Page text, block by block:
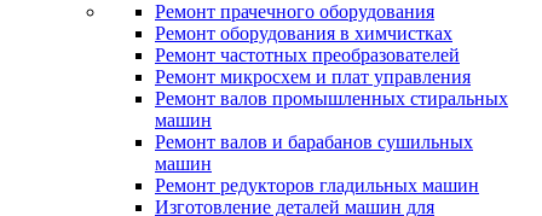
Ремонт прачечного оборудования
Ремонт оборудования в химчистках
Ремонт частотных преобразователей
Ремонт микросхем и плат управления
Ремонт валов промышленных стиральных
машин
Ремонт валов и барабанов сушильных
машин
Ремонт редукторов гладильных машин
Изготовление деталей машин для